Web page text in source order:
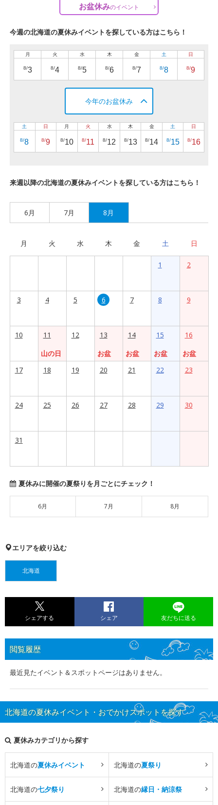
お盆休みのイベント
今週の北海道の夏休みイベントを探している方はこちら！
月
8/3
火
8/4
水
8/5
木
8/6
金
8/7
土
8/8
日
8/9
今年のお盆休み
土
8/8
日
8/9
月
8/10
火
8/11
水
8/12
木
8/13
金
8/14
土
8/15
日
8/16
来週以降の北海道の夏休みイベントを探している方はこちら！
6月 7月 8月
月 火 水 木 金 土 日
1 2
3 4 5 6 7 8 9
10
11
山の日
12
13
お盆
14
お盆
15
お盆
16
お盆
17
18 19 20 21 22 23
24 25 26 27 28 29 30
31
夏休みに開催の夏祭りを月ごとにチェック！
6月 7月 8月
エリアを絞り込む
北海道
シェアする シェア 友だちに送る
閲覧履歴
最近見たイベント＆スポットページはありません。
北海道の夏休みイベント・おでかけスポットを探す
夏休みカテゴリから探す
北海道の夏休みイベント 北海道の夏祭り
北海道の七夕祭り 北海道の縁日・納涼祭